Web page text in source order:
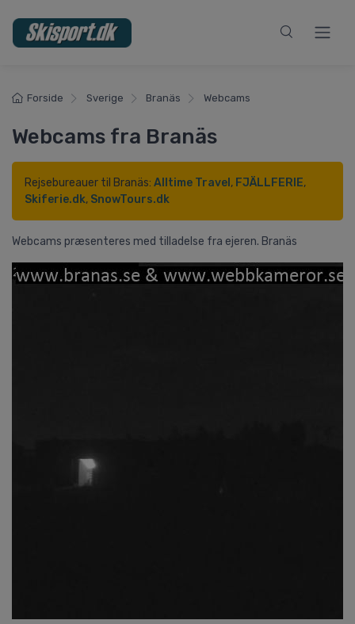
Forside Sverige Branäs Webcams
Webcams fra Branäs
Rejsebureauer til Branäs: Alltime Travel, FJÄLLFERIE,
Skiferie.dk, SnowTours.dk
Webcams præsenteres med tilladelse fra ejeren. Branäs